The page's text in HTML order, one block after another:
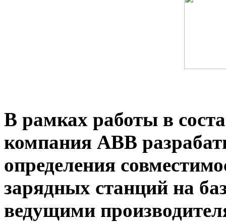
В рамках работы в
компания ABB
определения
зарядных станций на
ведущими